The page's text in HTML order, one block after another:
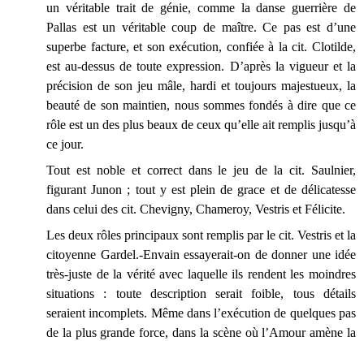
un véritable trait de génie, comme la danse guerrière de
Pallas est un véritable coup de maître. Ce pas est d’une
superbe facture, et son exécution, confiée à la cit. Clotilde,
est au-dessus de toute expression. D’après la vigueur et la
précision de son jeu mâle, hardi et toujours majestueux, la
beauté de son maintien, nous sommes fondés à dire que ce
rôle est un des plus beaux de ceux qu’elle ait remplis jusqu’à
ce jour.
Tout est noble et correct dans le jeu de la cit. Saulnier,
figurant Junon ; tout y est plein de grace et de délicatesse
dans celui des cit. Chevigny, Chameroy, Vestris et Félicite.
Les deux rôles principaux sont remplis par le cit. Vestris et la
citoyenne Gardel.-Envain essayerait-on de donner une idée
très-juste de la vérité avec laquelle ils rendent les moindres
situations : toute description serait foible, tous détails
seraient incomplets. Même dans l’exécution de quelques pas
de la plus grande force, dans la scène où l’Amour amène la